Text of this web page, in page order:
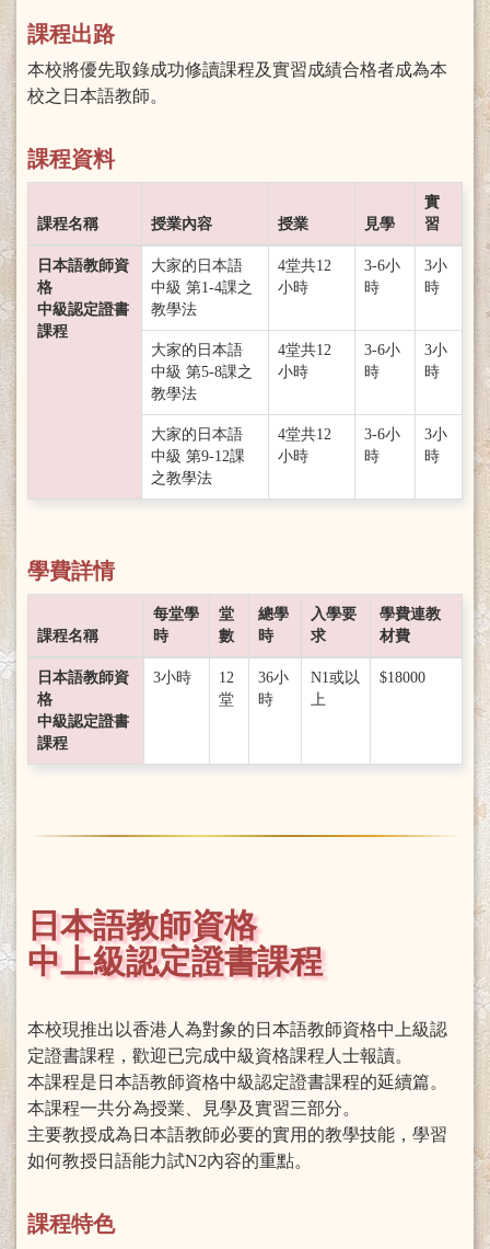
課程出路
本校將優先取錄成功修讀課程及實習成績合格者成為本
校之日本語教師。
課程資料
課程名稱 授業內容 授業 見學
實
習
日本語教師資
格
中級認定證書
課程
大家的日本語
中級 第1-4課之
教學法
4堂共12
小時
3-6小
時
3小
時
大家的日本語
中級 第5-8課之
教學法
4堂共12
小時
3-6小
時
3小
時
大家的日本語
中級 第9-12課
之教學法
4堂共12
小時
3-6小
時
3小
時
學費詳情
課程名稱
每堂學
時
堂
數
總學
時
入學要
求
學費連教
材費
日本語教師資
格
中級認定證書
課程
3小時
12
堂
36小
時
N1或以
上
$18000
日本語教師資格
中上級認定證書課程
本校現推出以香港人為對象的日本語教師資格中上級認
定證書課程，歡迎已完成中級資格課程人士報讀。
本課程是日本語教師資格中級認定證書課程的延續篇。
本課程一共分為授業、見學及實習三部分。
主要教授成為日本語教師必要的實用的教學技能，學習
如何教授日語能力試N2內容的重點。
課程特色